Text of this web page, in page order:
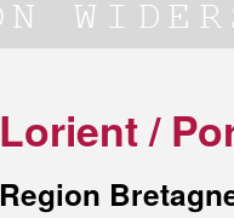
Lorient /
Region